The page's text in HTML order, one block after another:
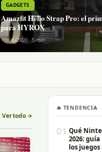
GADGETS
Amazfit Helio Strap Pro: el
para HYROX
19/06/2026 · 5 min
Ver todo →
🔥 TENDENCIA
01 Qué
2026:
los